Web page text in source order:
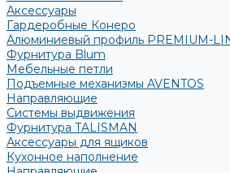
Аксессуары
Гардеробные Конеро
Алюминиевый профиль PREMIUM-
Фурнитура Blum
Мебельные петли
Подъемные механизмы AVENTOS
Направляющие
Системы выдвижения
Фурнитура TALISMAN
Аксессуары для ящиков
Кухонное наполнение